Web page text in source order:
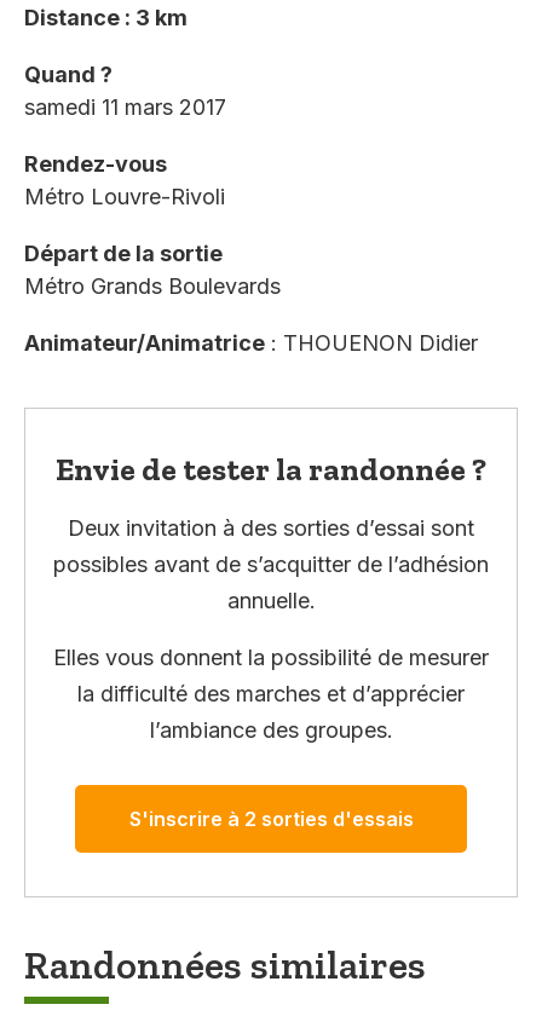
Distance : 3 km
Quand ?
samedi 11 mars 2017
Rendez-vous
Métro Louvre-Rivoli
Départ de la sortie
Métro Grands Boulevards
Animateur/Animatrice : THOUENON Didier
Envie de tester la randonnée ?
Deux invitation à des sorties d’essai sont
possibles avant de s’acquitter de l’adhésion
annuelle.
Elles vous donnent la possibilité de mesurer
la difficulté des marches et d’apprécier
l’ambiance des groupes.
S'inscrire à 2 sorties d'essais
Randonnées similaires